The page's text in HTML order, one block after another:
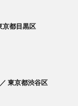
京都目黒区
東京都渋谷区